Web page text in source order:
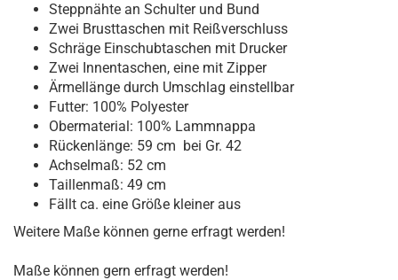
Steppnähte an Schulter und Bund
Zwei Brusttaschen mit Reißverschluss
Schräge Einschubtaschen mit Drucker
Zwei Innentaschen, eine mit Zipper
Ärmellänge durch Umschlag einstellbar
Futter: 100% Polyester
Obermaterial: 100% Lammnappa
Rückenlänge: 59 cm bei Gr. 42
Achselmaß: 52 cm
Taillenmaß: 49 cm
Fällt ca. eine Größe kleiner aus
Weitere Maße können gerne erfragt werden!
Maße können gern erfragt werden!